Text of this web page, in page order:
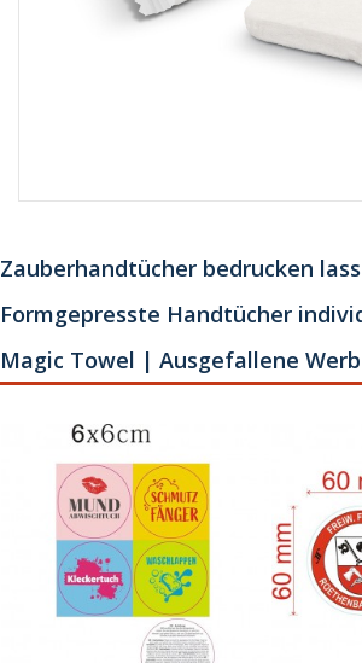
Zauberhandtücher bedrucken
Formgepresste Handtücher
Magic Towel | Ausgefallene